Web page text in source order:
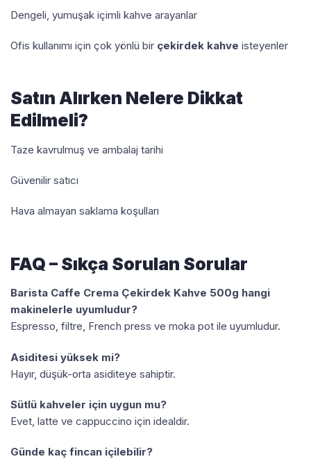
Dengeli, yumuşak içimli kahve arayanlar
Ofis kullanımı için çok yönlü bir çekirdek kahve isteyenler
Satın Alırken Nelere Dikkat
Edilmeli?
Taze kavrulmuş ve ambalaj tarihi
Güvenilir satıcı
Hava almayan saklama koşulları
FAQ – Sıkça Sorulan Sorular
Barista Caffe Crema Çekirdek Kahve 500g hangi
makinelerle uyumludur?
Espresso, filtre, French press ve moka pot ile uyumludur.
Asiditesi yüksek mi?
Hayır, düşük-orta asiditeye sahiptir.
Sütlü kahveler için uygun mu?
Evet, latte ve cappuccino için idealdir.
Günde kaç fincan içilebilir?